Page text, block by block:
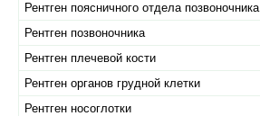
Рентген поясничного отдела позвоночника
Рентген позвоночника
Рентген плечевой кости
Рентген органов грудной клетки
Рентген носоглотки